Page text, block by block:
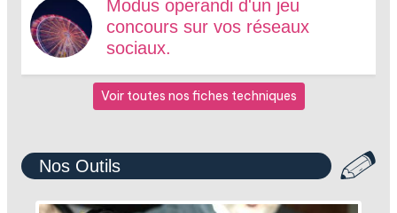
Modus operandi d'un jeu
concours sur vos réseaux
sociaux.
Voir toutes nos fiches techniques
Nos Outils